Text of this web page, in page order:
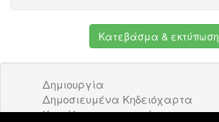
Κατεβάσμα & εκτύπωση
Δημιουργία
Δημοσιευμένα Κηδειόχαρτα
Κατάλογος επιχειρήσεων